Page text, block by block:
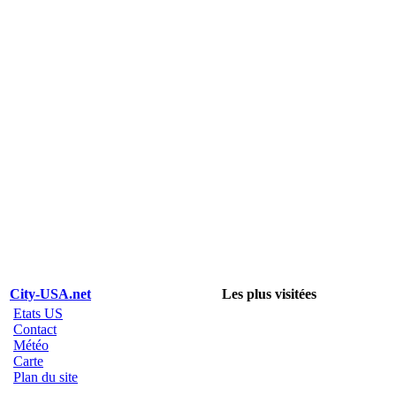
City-USA.net
Les plus visitées
Etats US
Contact
Météo
Carte
Plan du site